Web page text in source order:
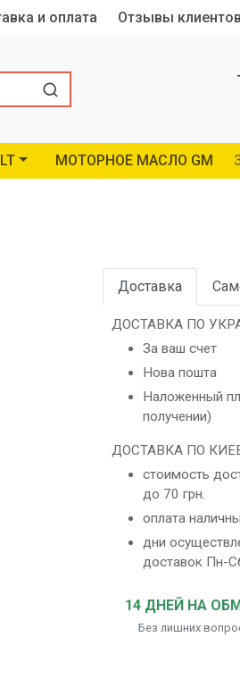
и оплата Отзывы клиентов
МОТОРНОЕ МАСЛО GM
Доставка
ДОСТАВКА ПО
За ваш счет
Нова пошта
Наложенный
получении)
ДОСТАВКА ПО
стоимость
до 70 грн.
оплата
дни
доставок Пн-
14 ДНЕЙ НА
Без лишних